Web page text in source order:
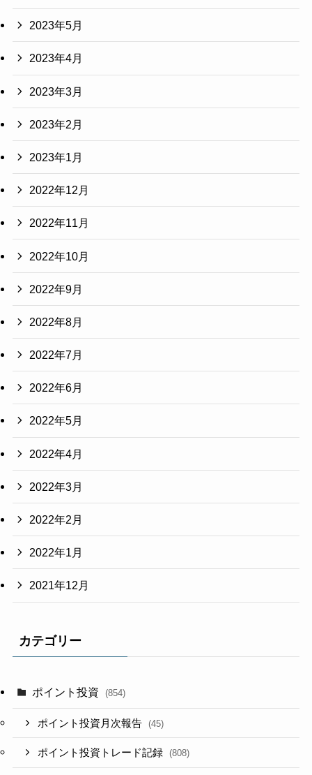
2023年5月
2023年4月
2023年3月
2023年2月
2023年1月
2022年12月
2022年11月
2022年10月
2022年9月
2022年8月
2022年7月
2022年6月
2022年5月
2022年4月
2022年3月
2022年2月
2022年1月
2021年12月
カテゴリー
ポイント投資 (854)
ポイント投資月次報告 (45)
ポイント投資トレード記録 (808)